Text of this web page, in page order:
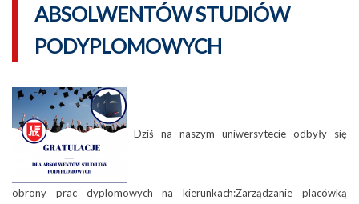
ABSOLWENTÓW STUDIÓW
PODYPLOMOWYCH
Dziś na naszym uniwersytecie odbyły się
obrony prac dyplomowych na kierunkach:Zarządzanie placówką